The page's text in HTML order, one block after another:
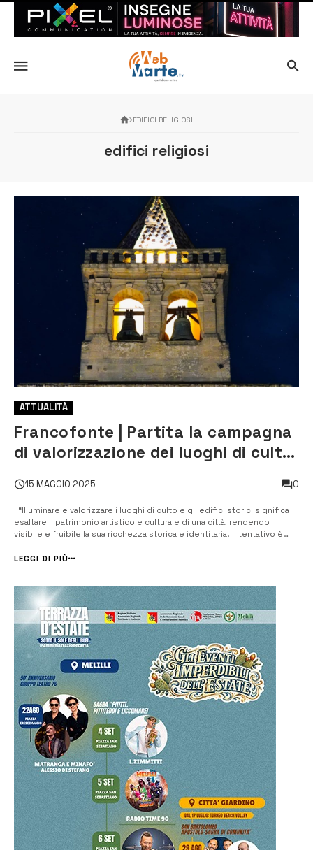
EDIFICI RELIGIOSI
edifici religiosi
ATTUALITÀ
Francofonte | Partita la campagna
di valorizzazione dei luoghi di culto
15 MAGGIO 2025 0
“Illuminare e valorizzare i luoghi di culto e gli edifici storici significa
esaltare il patrimonio artistico e culturale di una città, rendendo
visibile e fruibile la sua ricchezza storica e identitaria. Il tentativo è
permettendo di apprezzarne appieno la bellezza e...
LEGGI DI PIÙ